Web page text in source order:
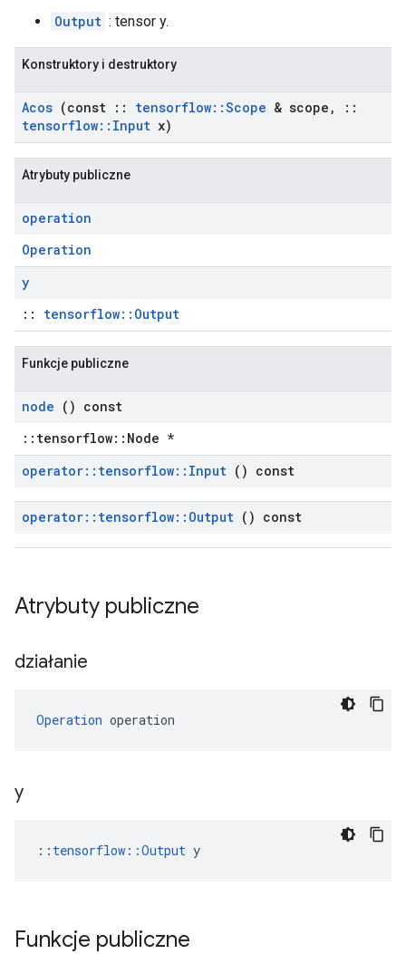
Output : tensor y.
Konstruktory i destruktory
Acos (const :: tensorflow::Scope & scope ,
::
tensorflow:: Input x)
Atrybuty publiczne
operation
Operation
y
:: tensorflow::Output
Funkcje publiczne
node () const
::tensorflow::Node *
operator:: tensorflow:: Input () const
operator:: tensorflow:: Output () const
Atrybuty publiczne
działanie
Operation operation
y
:: tensorflow::Output y
Funkcje publiczne